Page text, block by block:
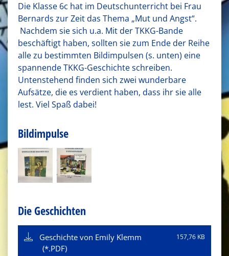
Die Klasse 6c hat im Deutschunterricht bei Frau
Bernards zur Zeit das Thema „Mut und Angst“.
Nachdem sie sich u.a. Mit der TKKG-Bande
beschäftigt haben, sollten sie zum Ende der Reihe
alle zu bestimmten Bildimpulsen (s. unten) eine
spannende TKKG-Geschichte schreiben.
Untenstehend finden sich zwei wunderbare
Aufsätze, die es verdient haben, dass ihr sie alle
lest. Viel Spaß dabei!
Bildimpulse
Die Geschichten
Geschichte von Emily Klemm 157,76 KB